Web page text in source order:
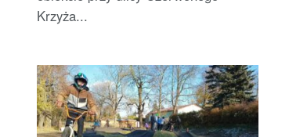
Krzyża...